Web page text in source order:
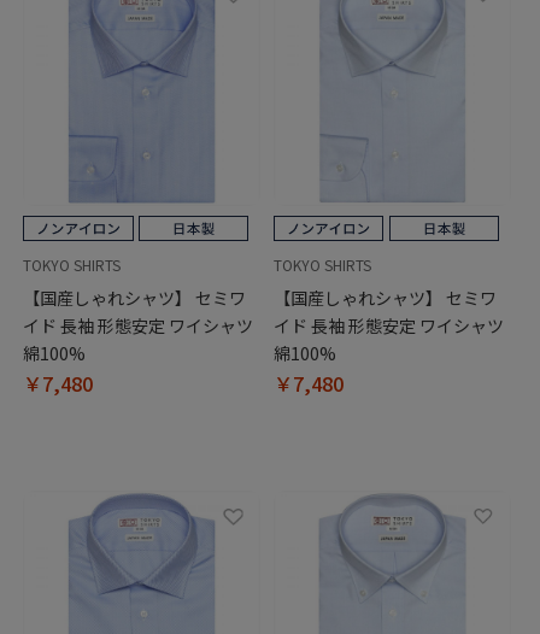
TOKYO SHIRTS
【国産しゃれシャツ】 セミワ
イド 長袖 形態安定 ワイシャツ
綿100%
￥7,480
TOKYO SHIRTS
【国産しゃれシャツ】 セミワ
イド 長袖 形態安定 ワイシャツ
綿100%
￥7,480